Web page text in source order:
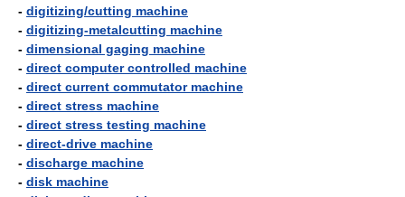
- digitizing/cutting machine
- digitizing-metalcutting machine
- dimensional gaging machine
- direct computer controlled machine
- direct current commutator machine
- direct stress machine
- direct stress testing machine
- direct-drive machine
- discharge machine
- disk machine